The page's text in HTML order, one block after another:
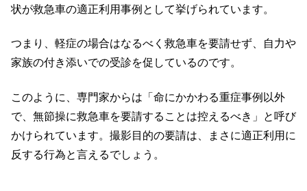
状が救急車の適正利用事例として挙げられています。
つまり、軽症の場合はなるべく救急車を要請せず、自力や
家族の付き添いでの受診を促しているのです。
このように、専門家からは「命にかかわる重症事例以外
で、無節操に救急車を要請することは控えるべき」と呼び
かけられています。撮影目的の要請は、まさに適正利用に
反する行為と言えるでしょう。